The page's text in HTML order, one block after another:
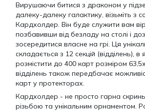
Вирушаючи битися з драконом у
далеку-далеку галактику, візьміть з
Кардхолдер. Він буде служити вам
позбавивши від безладу на столі і
зосередитися власне на грі. Ця
складається з 12 секцій (відділень),
розмістити до 400 карт розміром
відділень також передбачає
карт у протекторах.
Кардхолдер - не просто гарна
різьбою та унікальним орнаментом.